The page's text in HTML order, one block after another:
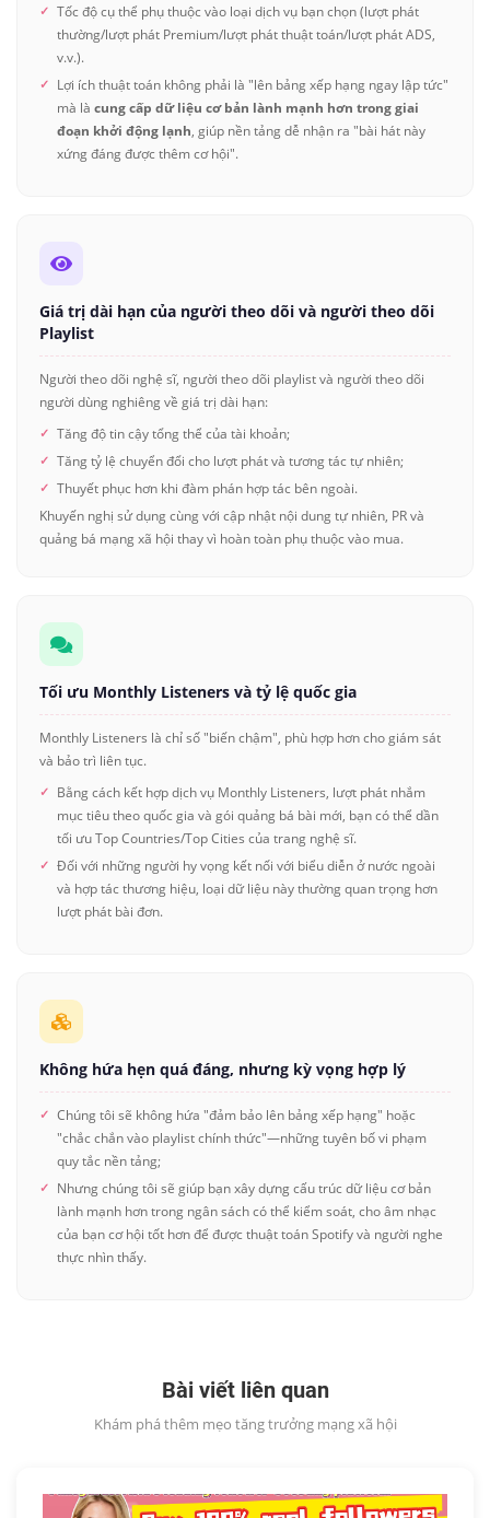
Tốc độ cụ thể phụ thuộc vào loại dịch vụ bạn chọn (lượt phát
thường/lượt phát Premium/lượt phát thuật toán/lượt phát ADS,
v.v.).
Lợi ích thuật toán không phải là "lên bảng xếp hạng ngay lập tức"
mà là cung cấp dữ liệu cơ bản lành mạnh hơn trong giai
đoạn khởi động lạnh, giúp nền tảng dễ nhận ra "bài hát này
xứng đáng được thêm cơ hội".
Giá trị dài hạn của người theo dõi và người theo dõi
Playlist
Người theo dõi nghệ sĩ, người theo dõi playlist và người theo dõi
người dùng nghiêng về giá trị dài hạn:
Tăng độ tin cậy tổng thể của tài khoản;
Tăng tỷ lệ chuyển đổi cho lượt phát và tương tác tự nhiên;
Thuyết phục hơn khi đàm phán hợp tác bên ngoài.
Khuyến nghị sử dụng cùng với cập nhật nội dung tự nhiên, PR và
quảng bá mạng xã hội thay vì hoàn toàn phụ thuộc vào mua.
Tối ưu Monthly Listeners và tỷ lệ quốc gia
Monthly Listeners là chỉ số "biến chậm", phù hợp hơn cho giám sát
và bảo trì liên tục.
Bằng cách kết hợp dịch vụ Monthly Listeners, lượt phát nhắm
mục tiêu theo quốc gia và gói quảng bá bài mới, bạn có thể dần
tối ưu Top Countries/Top Cities của trang nghệ sĩ.
Đối với những người hy vọng kết nối với biểu diễn ở nước ngoài
và hợp tác thương hiệu, loại dữ liệu này thường quan trọng hơn
lượt phát bài đơn.
Không hứa hẹn quá đáng, nhưng kỳ vọng hợp lý
Chúng tôi sẽ không hứa "đảm bảo lên bảng xếp hạng" hoặc
"chắc chắn vào playlist chính thức"—những tuyên bố vi phạm
quy tắc nền tảng;
Nhưng chúng tôi sẽ giúp bạn xây dựng cấu trúc dữ liệu cơ bản
lành mạnh hơn trong ngân sách có thể kiểm soát, cho âm nhạc
của bạn cơ hội tốt hơn để được thuật toán Spotify và người nghe
thực nhìn thấy.
Bài viết liên quan
Khám phá thêm mẹo tăng trưởng mạng xã hội